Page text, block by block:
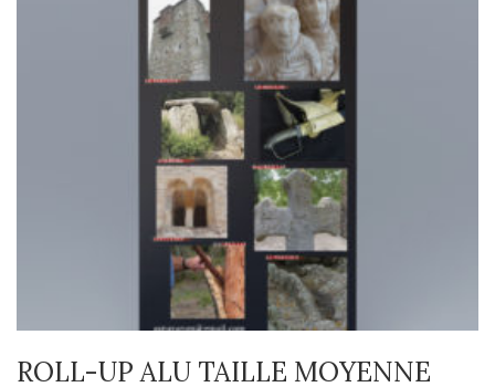
ROLL-UP ALU TAILLE MOYENNE